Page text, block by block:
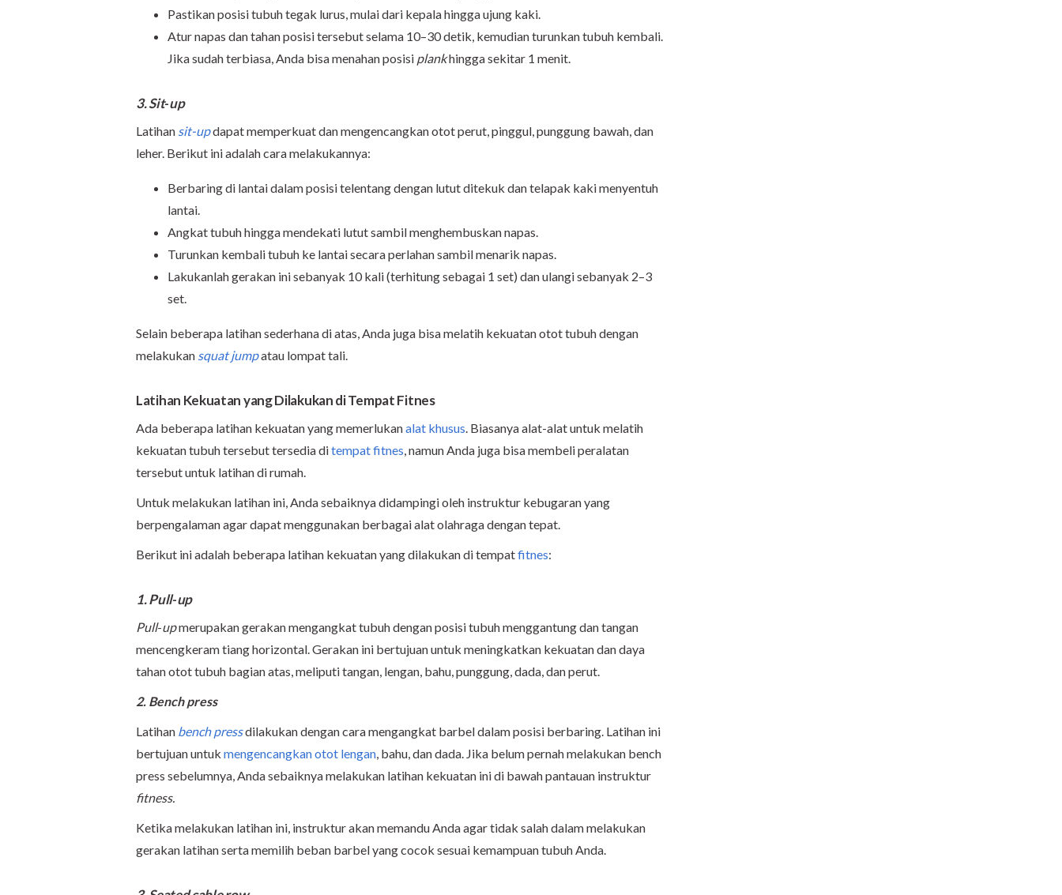
Pastikan posisi tubuh tegak lurus, mulai dari kepala hingga ujung kaki.
Atur napas dan tahan posisi tersebut selama 10–30 detik, kemudian turunkan tubuh kembali.
Jika sudah terbiasa, Anda bisa menahan posisi plankhingga sekitar 1 menit.
3. Sit-up
Latihan sit-updapat memperkuat dan mengencangkan otot perut, pinggul, punggung bawah, dan
leher. Berikut ini adalah cara melakukannya:
Berbaring di lantai dalam posisi telentang dengan lutut ditekuk dan telapak kaki menyentuh
lantai.
Angkat tubuh hingga mendekati lutut sambil menghembuskan napas.
Turunkan kembali tubuh ke lantai secara perlahan sambil menarik napas.
Lakukanlah gerakan ini sebanyak 10 kali (terhitung sebagai 1 set) dan ulangi sebanyak 2–3
set.
Selain beberapa latihan sederhana di atas, Anda juga bisa melatih kekuatan otot tubuh dengan
melakukan squat jumpatau lompat tali.
Latihan Kekuatan yang Dilakukan di Tempat Fitnes
Ada beberapa latihan kekuatan yang memerlukanalat khusus. Biasanya alat-alat untuk melatih
kekuatan tubuh tersebut tersedia ditempat fitnes, namun Anda juga bisa membeli peralatan
tersebut untuk latihan di rumah.
Untuk melakukan latihan ini, Anda sebaiknya didampingi oleh instruktur kebugaran yang
berpengalaman agar dapat menggunakan berbagai alat olahraga dengan tepat.
Berikut ini adalah beberapa latihan kekuatan yang dilakukan di tempatfitnes:
1. Pull-up
Pull-upmerupakan gerakan mengangkat tubuh dengan posisi tubuh menggantung dan tangan
mencengkeram tiang horizontal. Gerakan ini bertujuan untuk meningkatkan kekuatan dan daya
tahan otot tubuh bagian atas, meliputi tangan, lengan, bahu, punggung, dada, dan perut.
2. Bench press
Latihan bench pressdilakukan dengan cara mengangkat barbel dalam posisi berbaring. Latihan ini
bertujuan untuk mengencangkan otot lengan, bahu, dan dada. Jika belum pernah melakukan bench
press sebelumnya, Anda sebaiknya melakukan latihan kekuatan ini di bawah pantauan instruktur
fitness.
Ketika melakukan latihan ini, instruktur akan memandu Anda agar tidak salah dalam melakukan
gerakan latihan serta memilih beban barbel yang cocok sesuai kemampuan tubuh Anda.